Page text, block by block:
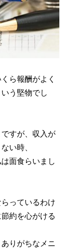
ら報酬がよく
う堅物でし
すが、収入が
い時、
面食らいまし
っているわけ
約を心がける
りがちなメニ